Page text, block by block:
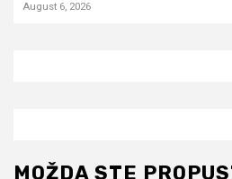
August 6, 2026
MOŽDA STE